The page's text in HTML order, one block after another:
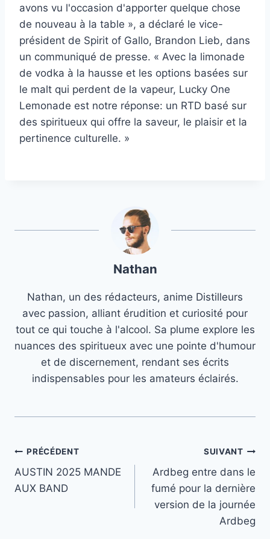
avons vu l'occasion d'apporter quelque chose
de nouveau à la table », a déclaré le vice-
président de Spirit of Gallo, Brandon Lieb, dans
un communiqué de presse. « Avec la limonade
de vodka à la hausse et les options basées sur
le malt qui perdent de la vapeur, Lucky One
Lemonade est notre réponse: un RTD basé sur
des spiritueux qui offre la saveur, le plaisir et la
pertinence culturelle. »
Nathan
Nathan, un des rédacteurs, anime Distilleurs
avec passion, alliant érudition et curiosité pour
tout ce qui touche à l'alcool. Sa plume explore les
nuances des spiritueux avec une pointe d'humour
et de discernement, rendant ses écrits
indispensables pour les amateurs éclairés.
Navigation
de
PRÉCÉDENT
AUSTIN 2025 MANDE
AUX BAND
SUIVANT
Ardbeg entre dans le
fumé pour la dernière
version de la journée
Ardbeg